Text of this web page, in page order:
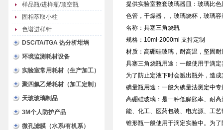
样品瓶/进样瓶/顶空瓶
固相萃取小柱
色谱进样针
DSC/TA/TGA 热分析坩埚
环境监测耗材设备
实验室常用耗材（生产加工）
聚四氟乙烯耗材（加工定制）
天玻玻璃制品
3M个人防护产品
微孔滤膜（水系/有机系）
提供实验室整套玻璃器皿：玻璃比
色管，干燥器，，玻璃烧杯，玻璃
名称：具塞三角烧瓶
规格： 10ml-2000ml 支持定制
材质：高硼硅玻璃，耐高温，坚固耐
具塞三角烧瓶用途：一般使用于滴定
为了防止定液下时会溅出瓶外，造
碘量瓶用途：一般为碘量法测定中
高硼硅玻璃：是一种低膨胀率、耐
能、化工、医药包装、电光源、工
锥形瓶一般使用于滴定实验中。为